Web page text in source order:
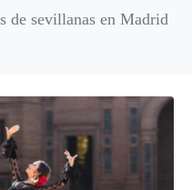
de sevillanas en Madrid